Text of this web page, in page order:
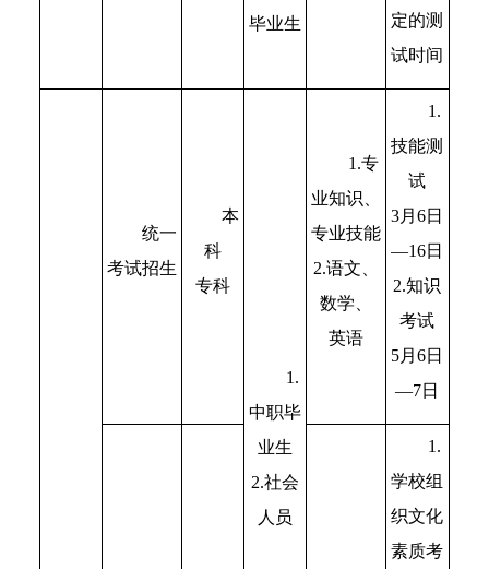
定的测
试时间
毕业生
统一
考试招生
本
科
专科
1.
中职毕
业生
2.社会
人员
1.专
业知识、
专业技能
2.语文、
数学、
英语
1.
技能测
试
3月6日
—16日
2.知识
考试
5月6日
—7日
1.
学校组
织文化
素质考